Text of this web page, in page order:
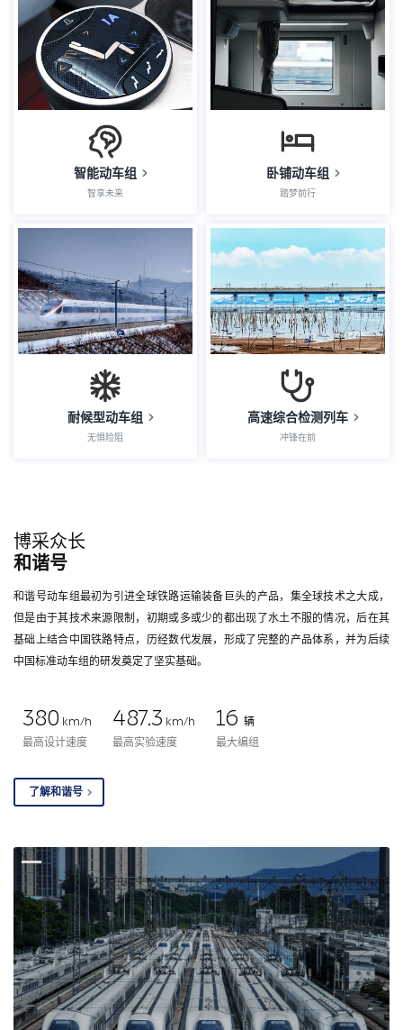
智能动车组
智享未来
卧铺动车组
踏梦前行
耐候型动车组
无惧险阻
高速综合检测列车
冲锋在前
博采众长
和谐号
和谐号动车组最初为引进全球铁路运输装备巨头的产品，集全球技术之大成，
但是由于其技术来源限制，初期或多或少的都出现了水土不服的情况，后在其
基础上结合中国铁路特点，历经数代发展，形成了完整的产品体系，并为后续
中国标准动车组的研发奠定了坚实基础。
380 km/h
最高设计速度
487.3 km/h
最高实验速度
16 辆
最大编组
了解和谐号